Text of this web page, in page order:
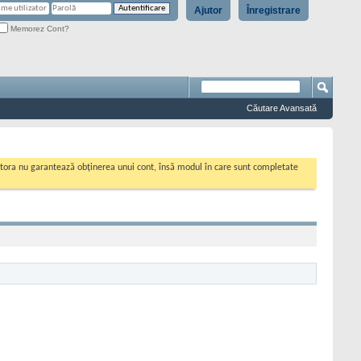
Înregistrare
Ajutor
Memorez Cont?
Căutare Avansată
nu garantează obținerea unui cont, însă modul în care sunt completate